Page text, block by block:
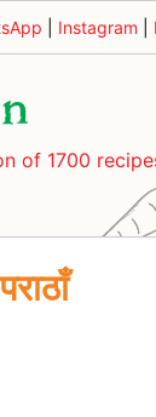
Instagram
of 1700